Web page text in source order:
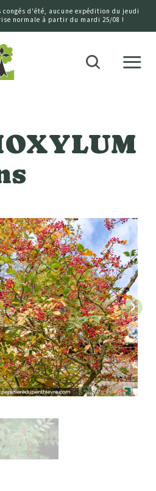
congés d'été, aucune expédition du jeudi
normale à partir du mardi 25/08 !